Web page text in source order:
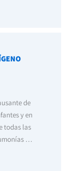
de
y en
todas las
…